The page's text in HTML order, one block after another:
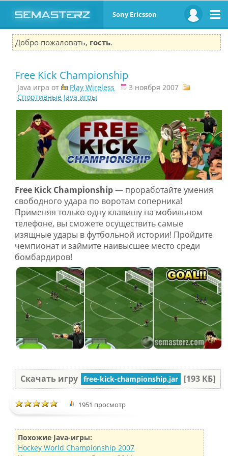
Sony Ericsson
Добро пожаловать, гость.
Free Kick Championship
Java игра от Play Wireless
3 ноября 2007
Спортивные Java игры
Free Kick Championship— проработайте умения
свободного удара по воротам соперника!
Применяя только одну клавишу на мобильном
телефоне, вы сможете осуществить самые
изящные удары в футбольной истории! Пройдите
чемпионат и займите наивысшее место среди
бомбардиров!
Скачать игру free-kick-championship.jar [193 КБ]
1951 просмотр
Похожие Java-игры:
Hockey World Championship 2007